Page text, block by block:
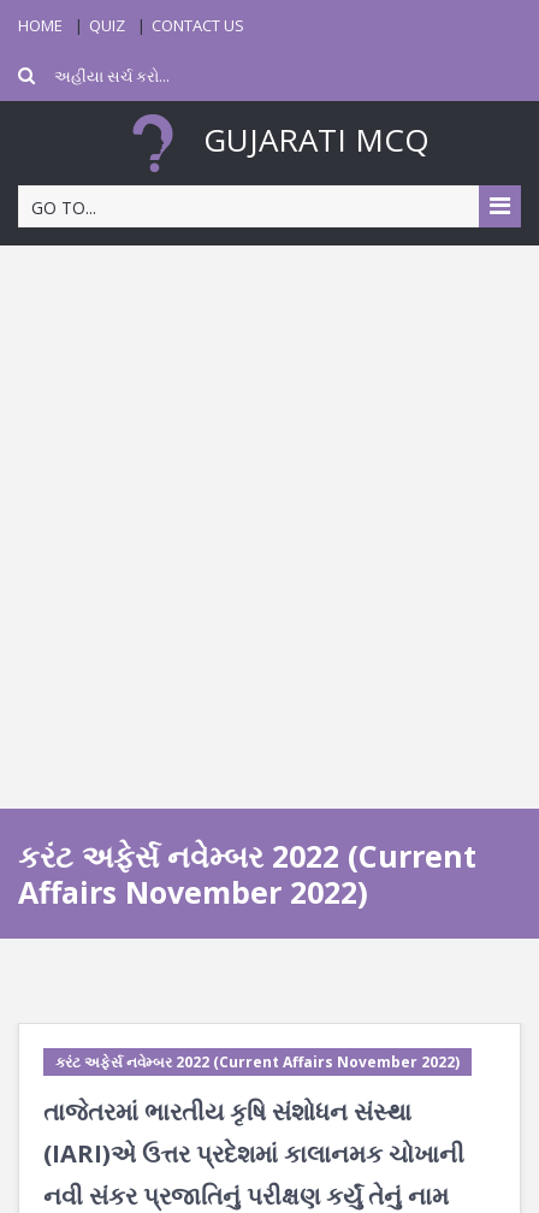
HOME QUIZ CONTACT US
GUJARATI MCQ
GO TO...
કરંટ અફેર્સ નવેમ્બર 2022 (Current
Affairs November 2022)
કરંટ અફેર્સ નવેમ્બર 2022 (Current Affairs November 2022)
તાજેતરમાં ભારતીય કૃષિ સંશોધન સંસ્થા
(IARI)એ ઉત્તર પ્રદેશમાં કાલાનમક ચોખાની
નવી સંકર પ્રજાતિનું પરીક્ષણ કર્યું તેનું નામ